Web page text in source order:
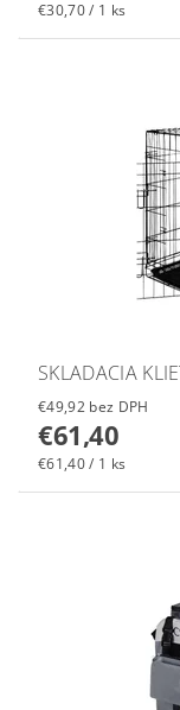
€30,70 / 1 ks
SKLADACIA
€49,92 bez DPH
€61,40
€61,40 / 1 ks